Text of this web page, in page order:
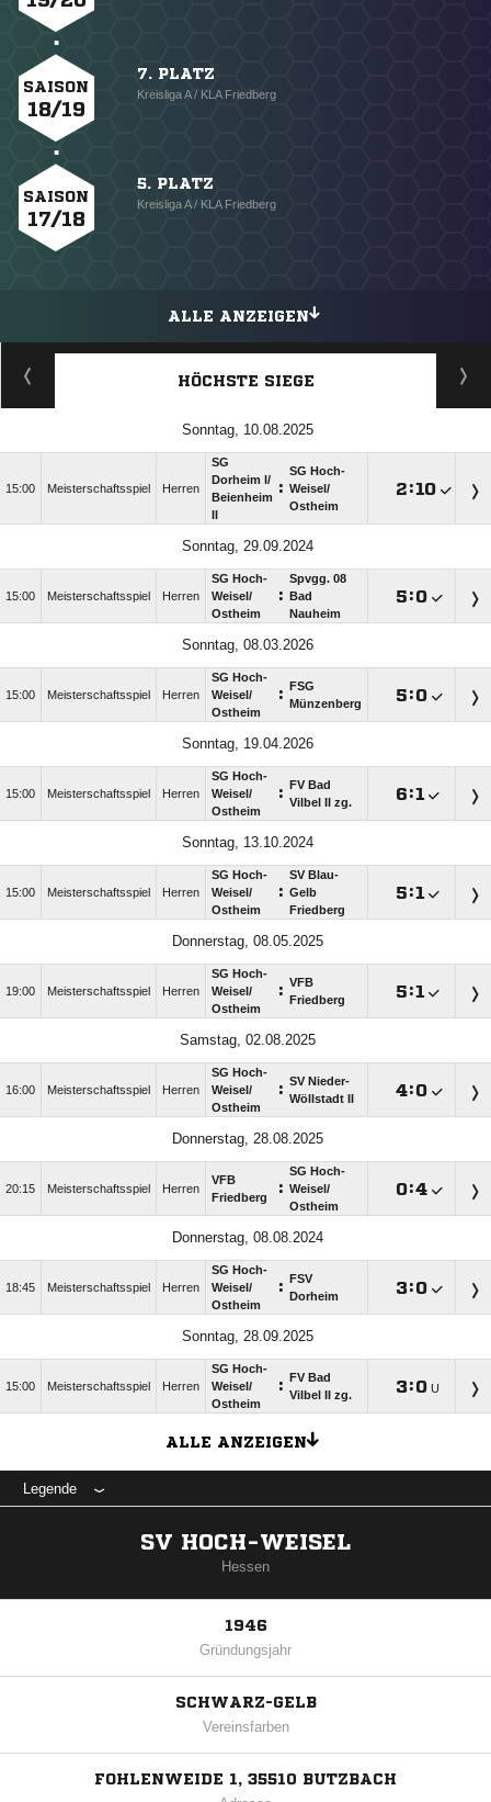
SAISON
18/19
7. PLATZ
Kreisliga A / KLA Friedberg
SAISON
17/18
5. PLATZ
Kreisliga A / KLA Friedberg
ALLE ANZEIGEN
HÖCHSTE SIEGE
Sonntag, 10.08.2025
15:00 Meisterschaftsspiel Herren
SG
Dorheim I/​
Beienheim :
SG Hoch-
Weisel/​
Ostheim
:
Sonntag, 29.09.2024
15:00 Meisterschaftsspiel Herren
SG Hoch-
Weisel/​
Ostheim
:
Spvgg. 08
Bad
Nauheim
:
Sonntag, 08.03.2026
15:00 Meisterschaftsspiel Herren
SG Hoch-
Weisel/​
Ostheim
:
FSG
Münzenberg
:
Sonntag, 19.04.2026
15:00 Meisterschaftsspiel Herren
SG Hoch-
Weisel/​
Ostheim
:
FV Bad
Vilbel II zg.
:
Sonntag, 13.10.2024
15:00 Meisterschaftsspiel Herren
SG Hoch-
Weisel/​
Ostheim
:
SV Blau-
Gelb
Friedberg
:
Donnerstag, 08.05.2025
19:00 Meisterschaftsspiel Herren
SG Hoch-
Weisel/​
Ostheim
: VFB
Friedberg
:
Samstag, 02.08.2025
16:00 Meisterschaftsspiel Herren
SG Hoch-
Weisel/​
Ostheim
: SV Nieder-
Wöllstadt II
:
Donnerstag, 28.08.2025
20:15 Meisterschaftsspiel Herren
VFB
Friedberg
:
SG Hoch-
Weisel/​
Ostheim
:
Donnerstag, 08.08.2024
18:45 Meisterschaftsspiel Herren
SG Hoch-
Weisel/​
Ostheim
:
FSV
Dorheim
:
Sonntag, 28.09.2025
15:00 Meisterschaftsspiel Herren
SG Hoch-
Weisel/​
Ostheim
:
FV Bad
Vilbel II zg.
: U
ALLE ANZEIGEN
Legende
SV HOCH-WEISEL
Hessen
1946
Gründungsjahr
SCHWARZ-GELB
Vereinsfarben
FOHLENWEIDE 1, 35510 BUTZBACH